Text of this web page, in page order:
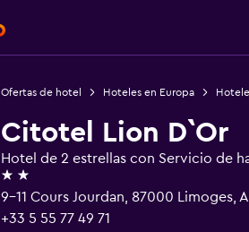
Ofertas de hotel Hoteles en Europa
Citotel Lion D`Or
Hotel de 2 estrellas con Servicio de
2 estrellas
9-11 Cours Jourdan, 87000 Limoges,
+33 5 55 77 49 71